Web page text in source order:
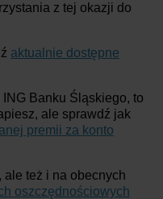
z tej okazji do
aktualnie dostępne
Banku Śląskiego, to
ale sprawdź jak
premii za konto
ale też i na obecnych
oszczędnościowych